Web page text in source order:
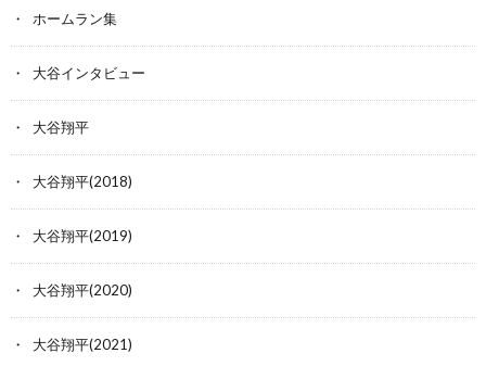
ホームラン集
大谷インタビュー
大谷翔平
大谷翔平(2018)
大谷翔平(2019)
大谷翔平(2020)
大谷翔平(2021)